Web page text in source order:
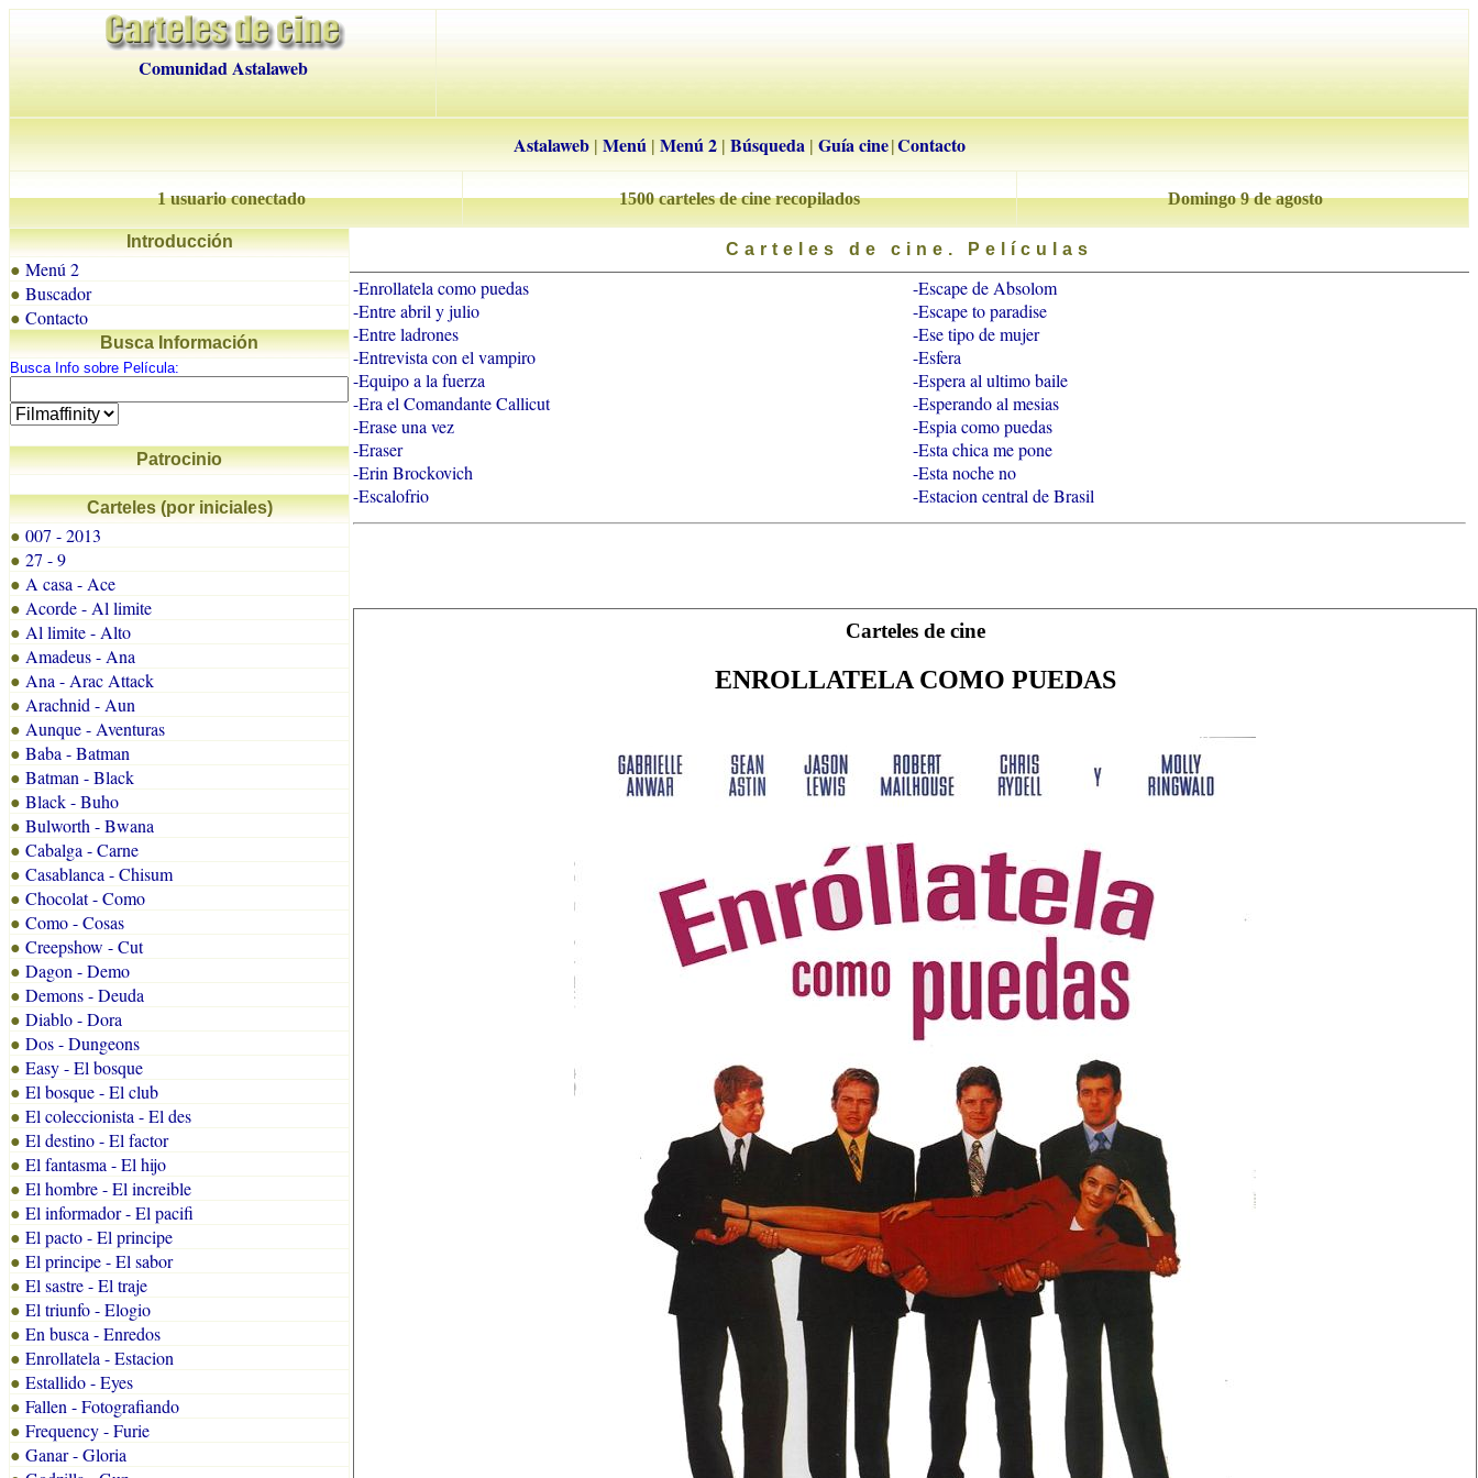
Comunidad Astalaweb
Astalaweb| Menú| Menú 2 | Búsqueda | Guía cine |Contacto
1 usuario conectado 1500 carteles de cine recopilados Domingo 9 de agosto
Introducción
● Menú 2
● Buscador
● Contacto
Busca Información
Busca Info sobre Película:
Patrocinio
Carteles (por iniciales)
● 007 - 2013
● 27 - 9
● A casa - Ace
● Acorde - Al limite
● Al limite - Alto
● Amadeus - Ana
● Ana - Arac Attack
● Arachnid - Aun
● Aunque - Aventuras
● Baba - Batman
● Batman - Black
● Black - Buho
● Bulworth - Bwana
● Cabalga - Carne
● Casablanca - Chisum
● Chocolat - Como
● Como - Cosas
● Creepshow - Cut
● Dagon - Demo
● Demons - Deuda
● Diablo - Dora
● Dos - Dungeons
● Easy - El bosque
● El bosque - El club
● El coleccionista - El des
● El destino - El factor
● El fantasma - El hijo
● El hombre - El increible
● El informador - El pacifi
● El pacto - El principe
● El principe - El sabor
● El sastre - El traje
● El triunfo - Elogio
● En busca - Enredos
● Enrollatela - Estacion
● Estallido - Eyes
● Fallen - Fotografiando
● Frequency - Furie
● Ganar - Gloria
Carteles de cine. Películas
-Enrollatela como puedas
-Entre abril y julio
-Entre ladrones
-Entrevista con el vampiro
-Equipo a la fuerza
-Era el Comandante Callicut
-Erase una vez
-Eraser
-Erin Brockovich
-Escalofrio
-Escape de Absolom
-Escape to paradise
-Ese tipo de mujer
-Esfera
-Espera al ultimo baile
-Esperando al mesias
-Espia como puedas
-Esta chica me pone
-Esta noche no
-Estacion central de Brasil